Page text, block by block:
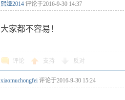
熙娅2014 评论于2016-9-30 14:37
大家都不容易！
评论 支持 反对
xiaomuchongfei 评论于2016-9-30 15:24